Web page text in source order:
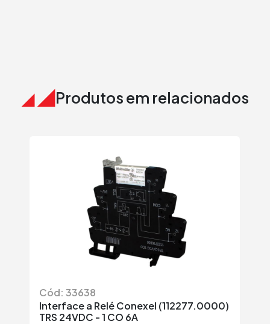
Produtos em relacionados
Cód: 33638
Interface a Relé Conexel (112277.0000)
TRS 24VDC - 1 CO 6A